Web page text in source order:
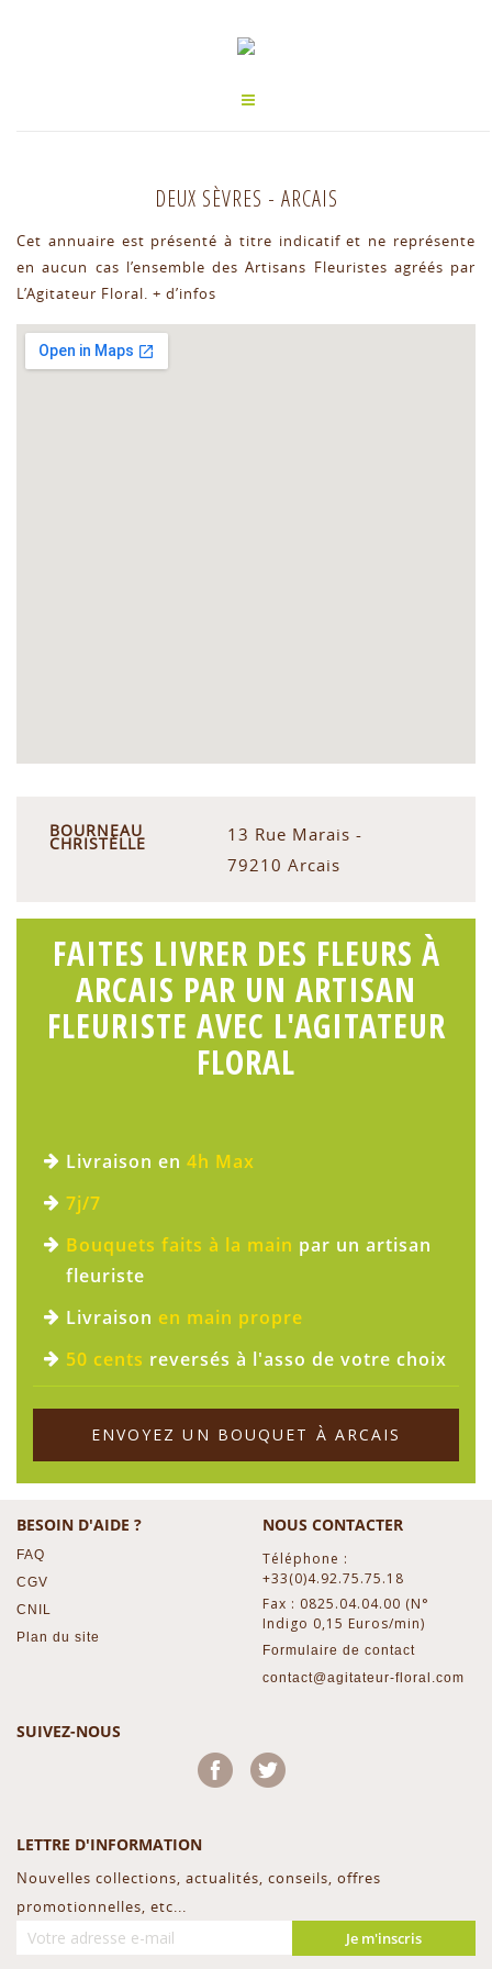
DEUX SÈVRES - ARCAIS
Cet annuaire est présenté à titre indicatif et ne représente
en aucun cas l’ensemble des Artisans Fleuristes agréés par
L’Agitateur Floral. + d’infos
BOURNEAU
CHRISTÈLLE
13 Rue Marais -
79210 Arcais
FAITES LIVRER DES FLEURS À
ARCAIS PAR UN ARTISAN
FLEURISTE AVEC L'AGITATEUR
FLORAL
Livraison en 4h Max
7j/7
Bouquets faits à la main par un artisan
fleuriste
Livraison en main propre
50 cents reversés à l'asso de votre choix
ENVOYEZ UN BOUQUET À ARCAIS
BESOIN D'AIDE ?
FAQ
CGV
CNIL
Plan du site
NOUS CONTACTER
Téléphone :
+33(0)4.92.75.75.18
Fax : 0825.04.04.00 (N°
Indigo 0,15 Euros/min)
Formulaire de contact
contact@agitateur-floral.com
SUIVEZ-NOUS
Facebook
LETTRE D'INFORMATION
Nouvelles collections, actualités, conseils, offres
promotionnelles, etc...
Je m'inscris